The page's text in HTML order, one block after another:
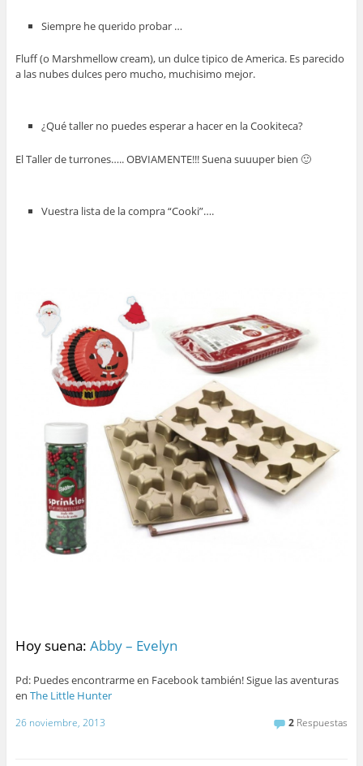
Siempre he querido probar …
Fluff (o Marshmellow cream), un dulce tipico de America. Es parecido
a las nubes dulces pero mucho, muchisimo mejor.
¿Qué taller no puedes esperar a hacer en la Cookiteca?
El Taller de turrones….. OBVIAMENTE!!! Suena suuuper bien 🙂
Vuestra lista de la compra “Cooki”….
Hoy suena: Abby – Evelyn
Pd: Puedes encontrarme en Facebook también! Sigue las aventuras
en The Little Hunter
26 noviembre, 2013 2 Respuestas